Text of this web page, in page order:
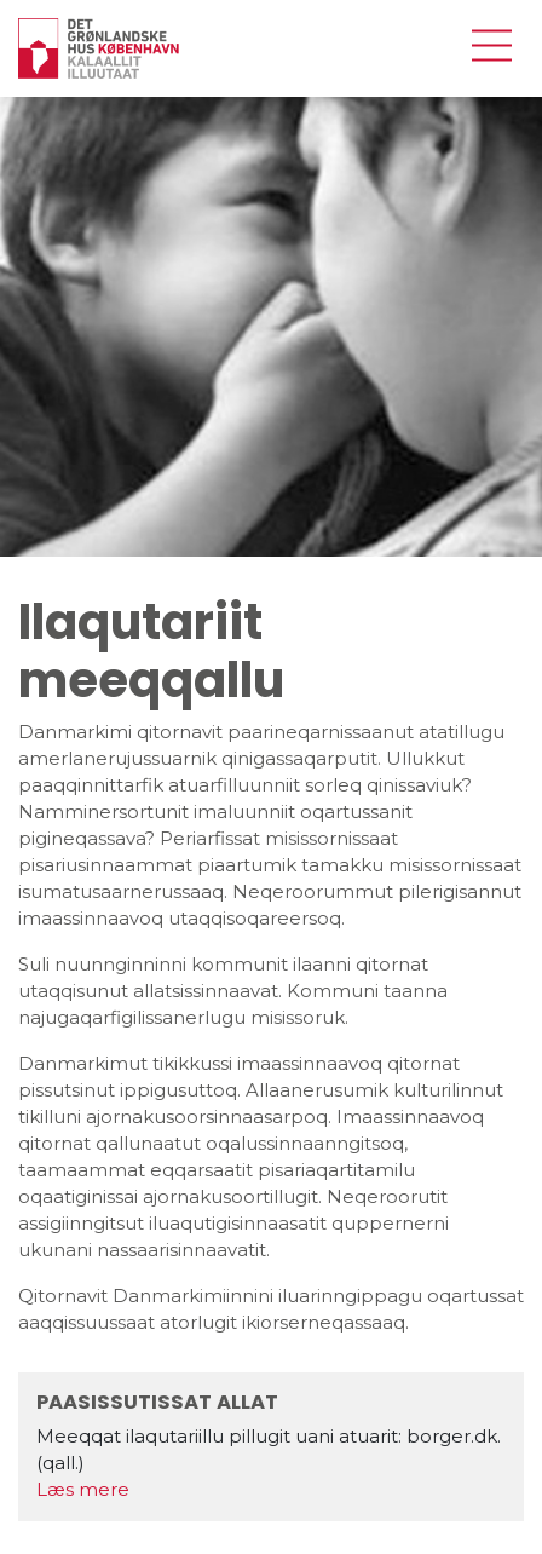
Ilaqutariit
meeqqallu
Danmarkimi qitornavit paarineqarnissaanut atatillugu
amerlanerujussuarnik qinigassaqarputit. Ullukkut
paaqqinnittarfik atuarfilluunniit sorleq qinissaviuk?
Namminersortunit imaluunniit oqartussanit
pigineqassava? Periarfissat misissornissaat
pisariusinnaammat piaartumik tamakku misissornissaat
isumatusaarnerussaaq. Neqeroorummut pilerigisannut
imaassinnaavoq utaqqisoqareersoq.
Suli nuunnginninni kommunit ilaanni qitornat
utaqqisunut allatsissinnaavat. Kommuni taanna
najugaqarfigilissanerlugu misissoruk.
Danmarkimut tikikkussi imaassinnaavoq qitornat
pissutsinut ippigusuttoq. Allaanerusumik kulturilinnut
tikilluni ajornakusoorsinnaasarpoq. Imaassinnaavoq
qitornat qallunaatut oqalussinnaanngitsoq,
taamaammat eqqarsaatit pisariaqartitamilu
oqaatiginissai ajornakusoortillugit. Neqeroorutit
assigiinngitsut iluaqutigisinnaasatit quppernerni
ukunani nassaarisinnaavatit.
Qitornavit Danmarkimiinnini iluarinngippagu oqartussat
aaqqissuussaat atorlugit ikiorserneqassaaq.
PAASISSUTISSAT ALLAT
Meeqqat ilaqutariillu pillugit uani atuarit: borger.dk.
(qall.)
Læs mere